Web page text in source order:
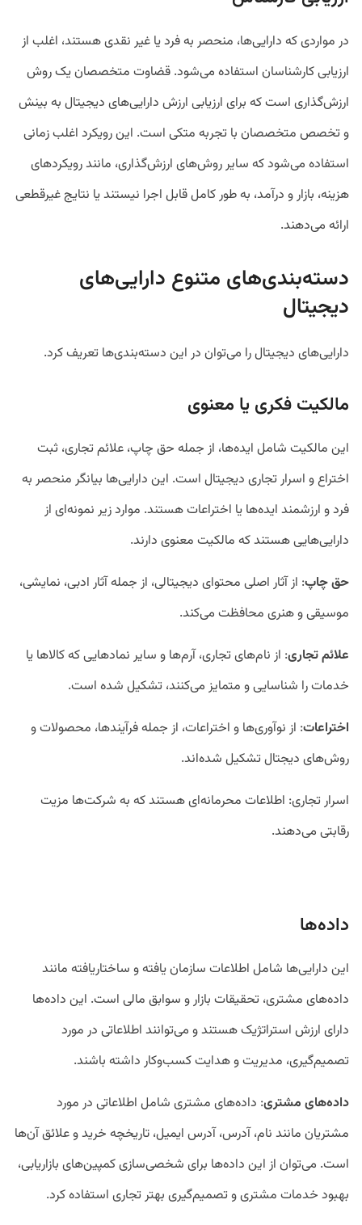
در مواردی که دارایی‌ها، منحصر به فرد یا غیر نقدی هستند، اغلب از
ارزیابی کارشناسان استفاده می‌شود. قضاوت متخصصان یک روش
ارزش‌گذاری است که برای ارزیابی ارزش دارایی‌های دیجیتال به بینش
و تخصص متخصصان با تجربه متکی است. این رویکرد اغلب زمانی
استفاده می‌شود که سایر روش‌های ارزش‌گذاری، مانند رویکرد‌های
هزینه، بازار و درآمد، به طور کامل قابل اجرا نیستند یا نتایج غیرقطعی
ارائه می‌دهند.
دسته‌بندی‌های متنوع دارایی‌های
دیجیتال
دارایی‌های دیجیتال را می‌توان در این دسته‌بندی‌ها تعریف کرد.
مالکیت فکری یا معنوی
این مالکیت شامل ایده‌ها، از جمله حق چاپ، علائم تجاری، ثبت
اختراع و اسرار تجاری دیجیتال است. این دارایی‌ها بیانگر منحصر به
فرد و ارزشمند ایده‌ها یا اختراعات هستند. موارد زیر نمونه‌ای از
دارایی‌هایی هستند که مالکیت معنوی دارند.
حق چاپ: از آثار اصلی محتوای دیجیتالی، از جمله آثار ادبی، نمایشی،
موسیقی و هنری محافظت می‌کند.
علائم تجاری: از نام‌های تجاری، آرم‌ها و سایر نماد‌هایی که کالا‌ها یا
خدمات را شناسایی و متمایز می‌کنند، تشکیل شده است.
اختراعات: از نوآوری‌ها و اختراعات، از جمله فرآیند‌ها، محصولات و
روش‌های دیجتال تشکیل شده‌اند.
اسرار تجاری: اطلاعات محرمانه‌ای هستند که به شرکت‌ها مزیت
رقابتی می‌دهند.
داده‌ها
این دارایی‌ها شامل اطلاعات سازمان یافته و ساختاریافته مانند
داده‌های مشتری، تحقیقات بازار و سوابق مالی است. این داده‌ها
دارای ارزش استراتژیک هستند و می‌توانند اطلاعاتی در مورد
تصمیم‌گیری، مدیریت و هدایت کسب‌وکار داشته باشند.
دادههای مشتری: داده‌های مشتری شامل اطلاعاتی در مورد
مشتریان مانند نام، آدرس، آدرس ایمیل، تاریخچه خرید و علائق آن‌ها
است. می‌توان از این داده‌ها برای شخصی‌سازی کمپین‌های بازاریابی،
بهبود خدمات مشتری و تصمیم‌گیری بهتر تجاری استفاده کرد.